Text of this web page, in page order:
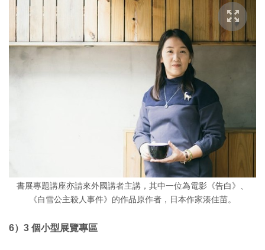
書展專題講座亦請來外國講者主講，其中一位為電影《告白》、
《白雪公主殺人事件》的作品原作者，日本作家湊佳苗。
6）3 個小型展覽專區